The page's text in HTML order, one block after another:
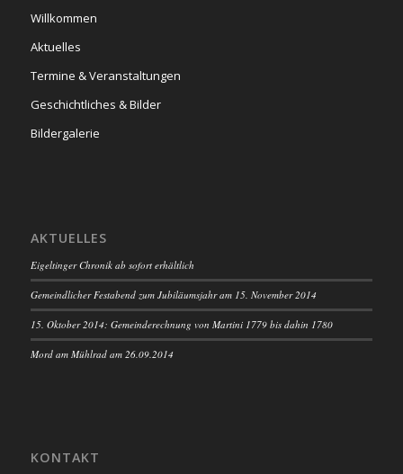
Willkommen
Aktuelles
Termine & Veranstaltungen
Geschichtliches & Bilder
Bildergalerie
AKTUELLES
Eigeltinger Chronik ab sofort erhältlich
Gemeindlicher Festabend zum Jubiläumsjahr am 15. November 2014
15. Oktober 2014: Gemeinderechnung von Martini 1779 bis dahin 1780
Mord am Mühlrad am 26.09.2014
KONTAKT